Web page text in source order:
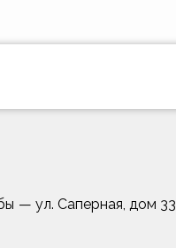
— ул. Саперная, дом 33